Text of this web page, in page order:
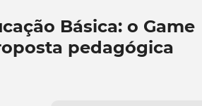
Básica: o Game
pedagógica